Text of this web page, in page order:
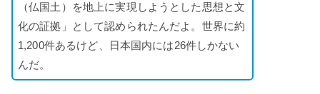
（仏国土）を地上に実現しようとした思想と文
化の証拠」として認められたんだよ。世界に約
1,200件あるけど、日本国内には26件しかない
んだ。